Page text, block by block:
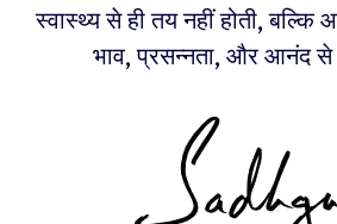
स्वास्थ्य से ही तय नहीं होती,
भाव, प्रसन्नता, और आनंद से